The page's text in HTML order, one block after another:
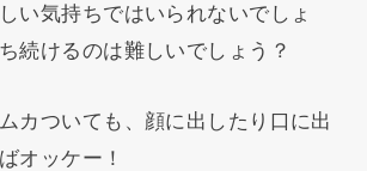
い気持ちではいられないでしょ
続けるのは難しいでしょう？
カついても、顔に出したり口に出
オッケー！